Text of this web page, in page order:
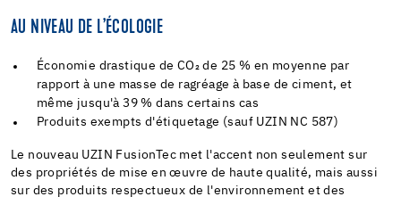
AU NIVEAU DE L’ÉCOLOGIE
Économie drastique de CO₂ de 25 % en moyenne par
rapport à une masse de ragréage à base de ciment, et
même jusqu'à 39 % dans certains cas
Produits exempts d'étiquetage (sauf UZIN NC 587)
Le nouveau UZIN FusionTec met l'accent non seulement sur
des propriétés de mise en œuvre de haute qualité, mais aussi
sur des produits respectueux de l'environnement et des